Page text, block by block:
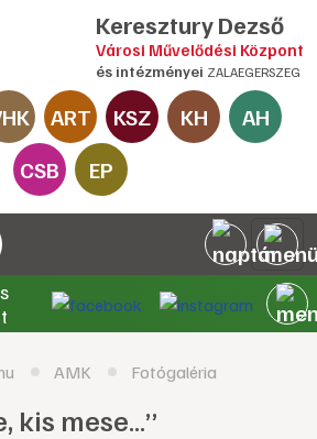
Keresztury Dezső
Városi Művelődési Központ
és intézményei ZALAEGERSZEG
ART KSZ KH
AH
CSB
EP
AMK Fotógaléria
kis mese...”